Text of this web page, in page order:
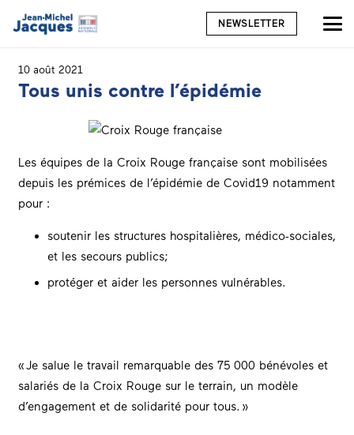
NEWSLETTER
10 août 2021
Tous unis contre l’épidémie
Les équipes de la Croix Rouge française sont mobilisées
depuis les prémices de l’épidémie de Covid19 notamment
pour :
soutenir les structures hospitalières, médico-sociales,
et les secours publics;
protéger et aider les personnes vulnérables.
« Je salue le travail remarquable des 75 000 bénévoles et
salariés de la Croix Rouge sur le terrain, un modèle
d’engagement et de solidarité pour tous. »